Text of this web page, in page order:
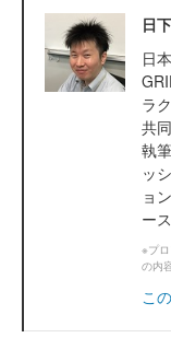
日
日
ラ
共
執
ッ
ョ
ー
※プ
の内
こ